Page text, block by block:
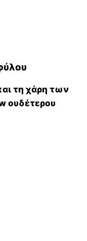
τη χάρη των
ουδέτερου